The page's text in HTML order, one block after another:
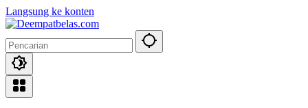
Langsung ke konten